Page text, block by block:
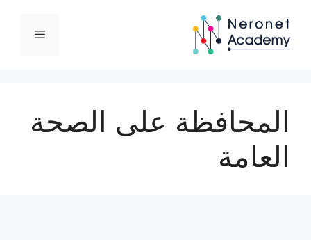
المحتوى
القائمة
المحافظة على الصحة
العامة